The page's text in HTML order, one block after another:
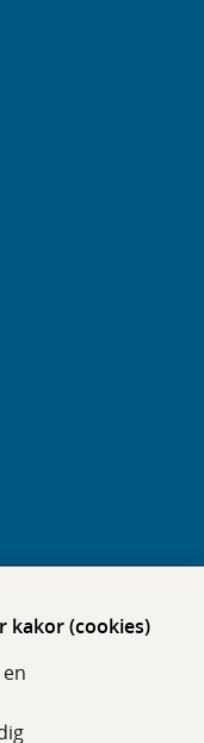
kakor (cookies)